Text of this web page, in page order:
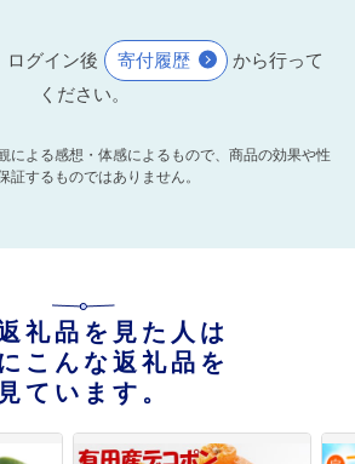
ログイン後 寄付履歴
から行って
ください。
による感想・体感によるもので、商品の効果や性
証するものではありません。
礼品を見た人は
こんな返礼品を
見ています。